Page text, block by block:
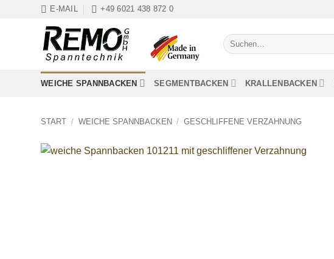
E-MAIL +49 6021 438 872 0
Suchen
nach:
WEICHE SPANNBACKEN SEGMENTBACKEN KRALLENBACKEN
START / WEICHE SPANNBACKEN / GESCHLIFFENE VERZAHNUNG